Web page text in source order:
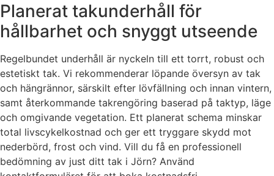
Planerat takunderhåll för
hållbarhet och snyggt utseende
Regelbundet underhåll är nyckeln till ett torrt, robust och
estetiskt tak. Vi rekommenderar löpande översyn av tak
och hängrännor, särskilt efter lövfällning och innan vintern,
samt återkommande takrengöring baserad på taktyp, läge
och omgivande vegetation. Ett planerat schema minskar
total livscykelkostnad och ger ett tryggare skydd mot
nederbörd, frost och vind. Vill du få en professionell
bedömning av just ditt tak i Jörn? Använd